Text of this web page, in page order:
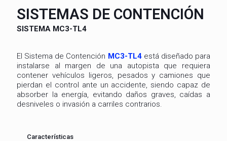
SISTEMAS DE CONTENCIÓN
SISTEMA MC3-TL4
El Sistema de Contención MC3-TL4está diseñado para
instalarse al margen de una autopista que requiera
contener vehículos ligeros, pesados y camiones que
pierdan el control ante un accidente, siendo capaz de
absorber la energía, evitando daños graves, caídas a
desniveles o invasión a carriles contrarios.
Características